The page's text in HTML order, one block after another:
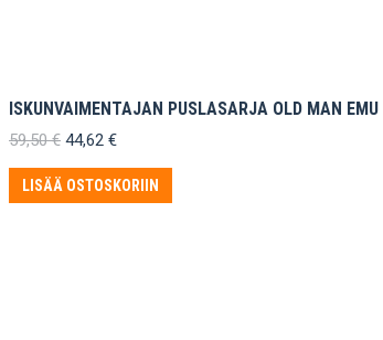
ISKUNVAIMENTAJAN PUSLASARJA OLD MAN
59,50€ Alkuperäinen
oli:
59,50 €.
44,62 €Nykyinen
on:
44,62 €.
LISÄÄ OSTOSKORIIN